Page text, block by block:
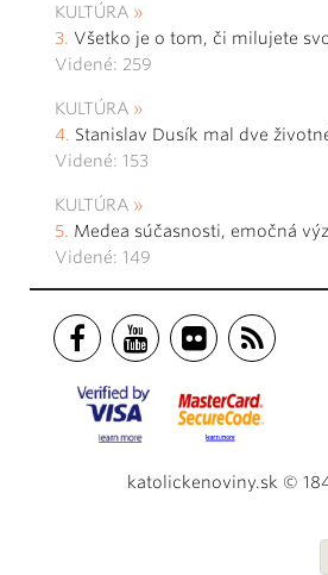
KULTÚRA
Všetko je o tom, či milujete
Videné: 259
KULTÚRA
Stanislav Dusík mal dve
Videné: 153
KULTÚRA
Medea súčasnosti, emočná
Videné: 149
katolickenoviny.sk ©